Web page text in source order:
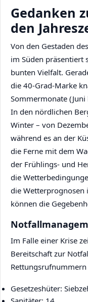
Gedanken
den
Von den Gestaden
im Süden präsentiert
bunten Vielfalt.
die 40-Grad-Marke
Sommermonate
In den nördlichen
Winter – von
während es an der
die Ferne mit dem
der Frühlings- und
die
die Wetterprognosen
können die
Im Falle einer Krise
Bereitschaft zur
Gesetzeshüter: